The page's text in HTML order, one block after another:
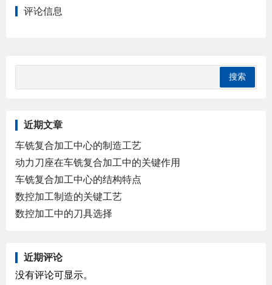
评论信息
近期文章
车铣复合加工中心的制造工艺
动力刀座在车铣复合加工中的关键作用
车铣复合加工中心的结构特点
数控加工制造的关键工艺
数控加工中的刀具选择
近期评论
没有评论可显示。